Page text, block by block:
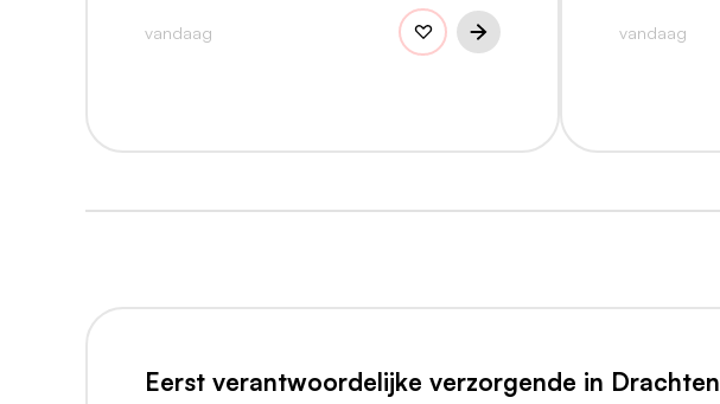
vandaag vandaag
Eerst verantwoordelijke verzorgende in Drachten